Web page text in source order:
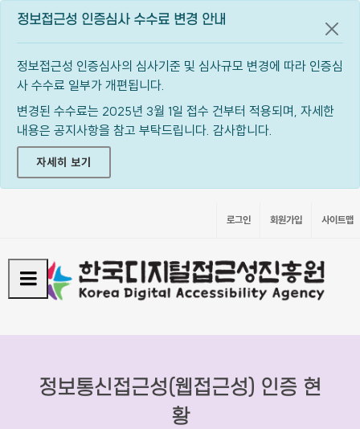
정보접근성 인증심사 수수료 변경 안내
정보접근성 인증심사의 심사기준 및 심사규모 변경에 따라 인증심
사 수수료 일부가 개편됩니다.
변경된 수수료는 2025년 3월 1일 접수 건부터 적용되며, 자세한
내용은 공지사항을 참고 부탁드립니다. 감사합니다.
자세히 보기
공지
로그인 회원가입 사이트맵
정보통신접근성(웹접근성) 인증 현
황